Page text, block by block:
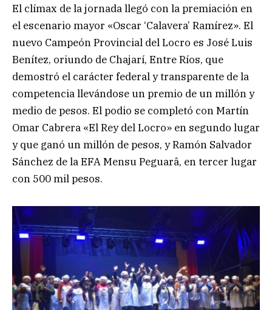
El clímax de la jornada llegó con la premiación en
el escenario mayor «Oscar ‘Calavera’ Ramírez». El
nuevo Campeón Provincial del Locro es José Luis
Benítez, oriundo de Chajarí, Entre Ríos, que
demostró el carácter federal y transparente de la
competencia llevándose un premio de un millón y
medio de pesos. El podio se completó con Martín
Omar Cabrera «El Rey del Locro» en segundo lugar
y que ganó un millón de pesos, y Ramón Salvador
Sánchez de la EFA Mensu Peguarâ, en tercer lugar
con 500 mil pesos.